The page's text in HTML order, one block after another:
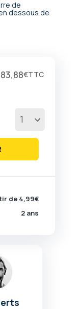
de
dessous de
83,88€
de 4,99€
2 ans